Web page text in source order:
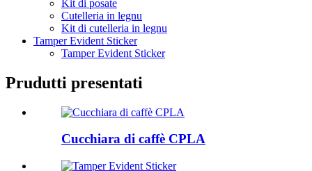
Kit di posate
Cutelleria in legnu
Kit di cutelleria in legnu
Tamper Evident Sticker
Tamper Evident Sticker
Prudutti presentati
Cucchiara di caffè CPLA